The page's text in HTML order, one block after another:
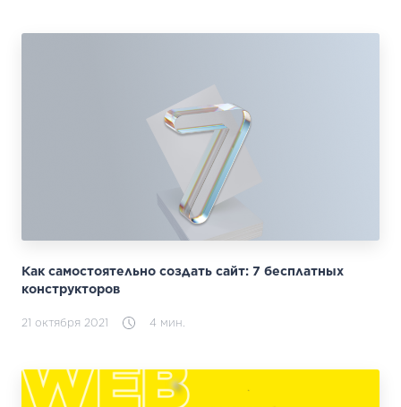
Как самостоятельно создать сайт: 7 бесплатных
конструкторов
21 октября 2021 4 мин.